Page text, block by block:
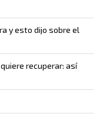
y esto dijo sobre el
recuperar: así